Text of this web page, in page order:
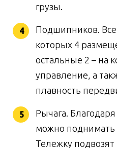
грузы.
Подшипников.
которых 4
остальные 2 – на
управление, а
плавность
Рычага.
можно поднимать
Тележку подвозят